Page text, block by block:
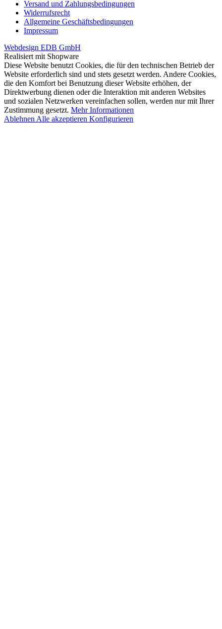
Versand und Zahlungsbedingungen
Widerrufsrecht
Allgemeine Geschäftsbedingungen
Impressum
Webdesign EDB GmbH
Realisiert mit Shopware
Diese Website benutzt Cookies, die für den technischen Betrieb der
Website erforderlich sind und stets gesetzt werden. Andere Cookies,
die den Komfort bei Benutzung dieser Website erhöhen, der
Direktwerbung dienen oder die Interaktion mit anderen Websites
und sozialen Netzwerken vereinfachen sollen, werden nur mit Ihrer
Zustimmung gesetzt. Mehr Informationen
Ablehnen Alle akzeptieren Konfigurieren